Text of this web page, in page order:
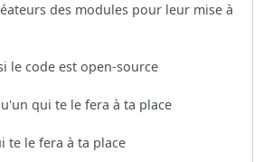
des modules pour leur mise à
le code est open-source
qui te le fera à ta place
te le fera à ta place